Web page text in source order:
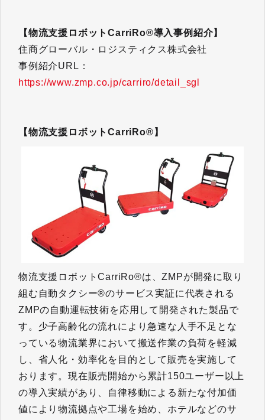
【物流支援ロボットCarriRo®導入事例紹介】
住商グローバル・ロジスティクス株式会社
事例紹介URL：
https://www.zmp.co.jp/carriro/detail_sgl
【物流支援ロボットCarriRo®】
物流支援ロボットCarriRo®は、ZMPが開発に取り
組む自動タクシー®のサービス実証に代表される
ZMPの自動運転技術を応用して開発された製品で
す。少子高齢化の流れにより急速な人手不足とな
っている物流業界において搬送作業の負荷を軽減
し、省人化・効率化を目的として販売を実施して
おります。現在販売開始から累計150ユーザー以上
の導入実績があり、自律移動による新たな付加価
値により物流拠点や工場を始め、ホテルなどのサ